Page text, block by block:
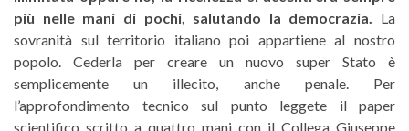
più nelle mani di pochi, salutando la democrazia. La
sovranità sul territorio italiano poi appartiene al nostro
popolo. Cederla per creare un nuovo super Stato è
semplicemente un illecito, anche penale. Per
l’approfondimento tecnico sul punto leggete il paper
scientifico scritto a quattro mani con il Collega Giuseppe